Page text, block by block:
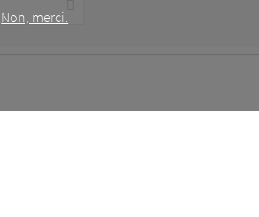
Non, merci.